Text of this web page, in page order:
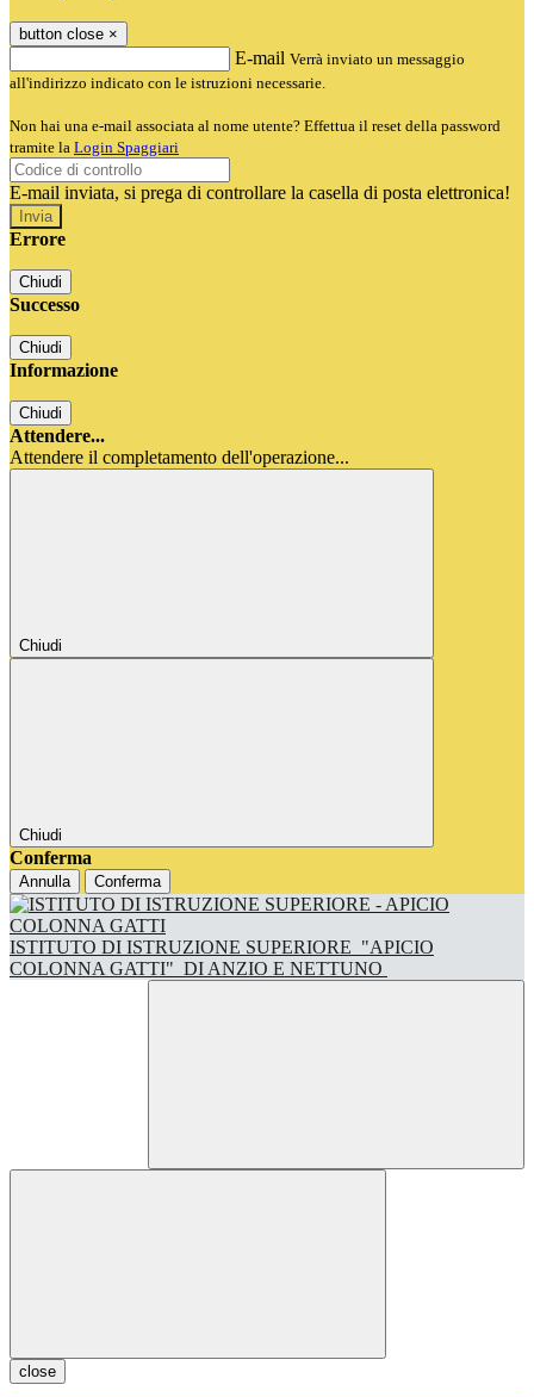
button close ×
E-mail Verrà inviato un messaggio
all'indirizzo indicato con le istruzioni necessarie.
Non hai una e-mail associata al nome utente? Effettua il reset della password
tramite la Login Spaggiari
E-mail inviata, si prega di controllare la casella di posta elettronica!
Errore
Chiudi
Successo
Chiudi
Informazione
Chiudi
Attendere...
Attendere il completamento dell'operazione...
Chiudi
Chiudi
Conferma
Annulla Conferma
ISTITUTO DI ISTRUZIONE SUPERIORE "APICIO
COLONNA GATTI" DI ANZIO E NETTUNO
close